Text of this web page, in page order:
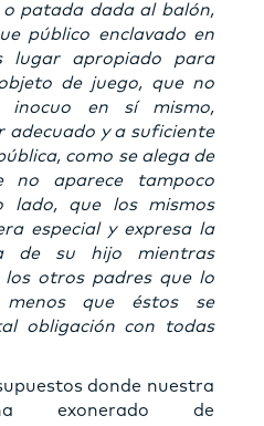
patada dada al balón,
público enclavado en
lugar apropiado para
de juego, que no
inocuo en sí mismo,
adecuado y a suficiente
como se alega de
no aparece tampoco
lado, que los mismos
especial y expresa la
de su hijo mientras
otros padres que lo
que éstos se
obligación con todas
donde nuestra
exonerado de